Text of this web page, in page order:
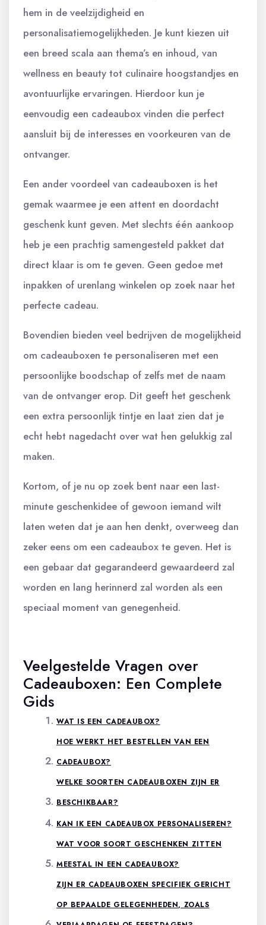
hem in de veelzijdigheid en
personalisatiemogelijkheden. Je kunt kiezen uit
een breed scala aan thema’s en inhoud, van
wellness en beauty tot culinaire hoogstandjes en
avontuurlijke ervaringen. Hierdoor kun je
eenvoudig een cadeaubox vinden die perfect
aansluit bij de interesses en voorkeuren van de
ontvanger.
Een ander voordeel van cadeauboxen is het
gemak waarmee je een attent en doordacht
geschenk kunt geven. Met slechts één aankoop
heb je een prachtig samengesteld pakket dat
direct klaar is om te geven. Geen gedoe met
inpakken of urenlang winkelen op zoek naar het
perfecte cadeau.
Bovendien bieden veel bedrijven de mogelijkheid
om cadeauboxen te personaliseren met een
persoonlijke boodschap of zelfs met de naam
van de ontvanger erop. Dit geeft het geschenk
een extra persoonlijk tintje en laat zien dat je
echt hebt nagedacht over wat hen gelukkig zal
maken.
Kortom, of je nu op zoek bent naar een last-
minute geschenkidee of gewoon iemand wilt
laten weten dat je aan hen denkt, overweeg dan
zeker eens om een cadeaubox te geven. Het is
een gebaar dat gegarandeerd gewaardeerd zal
worden en lang herinnerd zal worden als een
speciaal moment van genegenheid.
Veelgestelde Vragen over
Cadeauboxen: Een Complete
Gids
WAT IS EEN CADEAUBOX?
HOE WERKT HET BESTELLEN VAN EEN
CADEAUBOX?
WELKE SOORTEN CADEAUBOXEN ZIJN ER
BESCHIKBAAR?
KAN IK EEN CADEAUBOX PERSONALISEREN?
WAT VOOR SOORT GESCHENKEN ZITTEN
MEESTAL IN EEN CADEAUBOX?
ZIJN ER CADEAUBOXEN SPECIFIEK GERICHT
OP BEPAALDE GELEGENHEDEN, ZOALS